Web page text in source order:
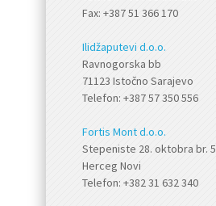
Fax: +387 51 366 170
Ilidžaputevi d.o.o.
Ravnogorska bb
71123 Istočno Sarajevo
Telefon: +387 57 350 556
Fortis Mont d.o.o.
Stepeniste 28. oktobra br. 5
Herceg Novi
Telefon: +382 31 632 340